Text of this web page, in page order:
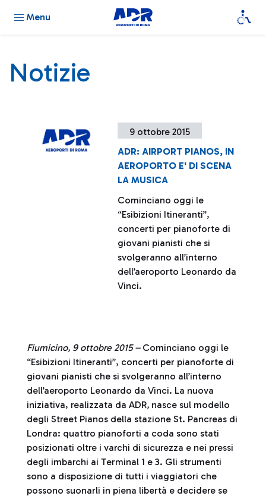
Menu
Notizie
9 ottobre 2015
ADR: AIRPORT PIANOS, IN
AEROPORTO E' DI SCENA
LA MUSICA
Cominciano oggi le
“Esibizioni Itineranti”,
concerti per pianoforte di
giovani pianisti che si
svolgeranno all’interno
dell’aeroporto Leonardo da
Vinci.
Fiumicino, 9 ottobre 2015 – Cominciano oggi le
“Esibizioni Itineranti”, concerti per pianoforte di
giovani pianisti che si svolgeranno all’interno
dell’aeroporto Leonardo da Vinci. La nuova
iniziativa, realizzata da ADR, nasce sul modello
degli Street Pianos della stazione St. Pancreas di
Londra: quattro pianoforti a coda sono stati
posizionati oltre i varchi di sicurezza e nei pressi
degli imbarchi ai Terminal 1 e 3. Gli strumenti
sono a disposizione di tutti i viaggiatori che
possono suonarli in piena libertà e decidere se